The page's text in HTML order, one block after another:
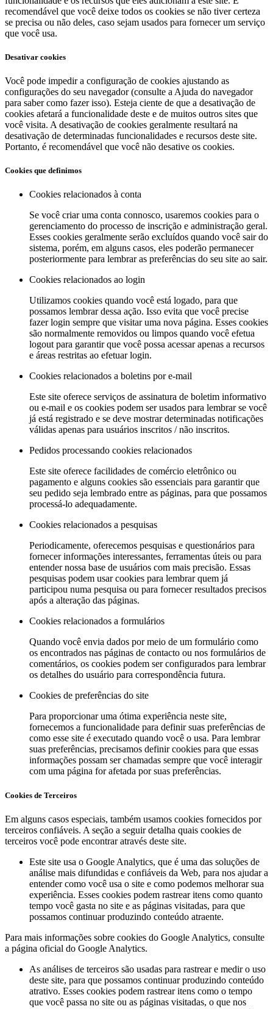
recomendável que você deixe todos os cookies se não tiver certeza
se precisa ou não deles, caso sejam usados ​​para fornecer um serviço
que você usa.
Desativar cookies
Você pode impedir a configuração de cookies ajustando as
configurações do seu navegador (consulte a Ajuda do navegador
para saber como fazer isso). Esteja ciente de que a desativação de
cookies afetará a funcionalidade deste e de muitos outros sites que
você visita. A desativação de cookies geralmente resultará na
desativação de determinadas funcionalidades e recursos deste site.
Portanto, é recomendável que você não desative os cookies.
Cookies que definimos
Cookies relacionados à conta
Se você criar uma conta connosco, usaremos cookies para o
gerenciamento do processo de inscrição e administração geral.
Esses cookies geralmente serão excluídos quando você sair do
sistema, porém, em alguns casos, eles poderão permanecer
posteriormente para lembrar as preferências do seu site ao sair.
Cookies relacionados ao login
Utilizamos cookies quando você está logado, para que
possamos lembrar dessa ação. Isso evita que você precise
fazer login sempre que visitar uma nova página. Esses cookies
são normalmente removidos ou limpos quando você efetua
logout para garantir que você possa acessar apenas a recursos
e áreas restritas ao efetuar login.
Cookies relacionados a boletins por e-mail
Este site oferece serviços de assinatura de boletim informativo
ou e-mail e os cookies podem ser usados ​​para lembrar se você
já está registrado e se deve mostrar determinadas notificações
válidas apenas para usuários inscritos / não inscritos.
Pedidos processando cookies relacionados
Este site oferece facilidades de comércio eletrônico ou
pagamento e alguns cookies são essenciais para garantir que
seu pedido seja lembrado entre as páginas, para que possamos
processá-lo adequadamente.
Cookies relacionados a pesquisas
Periodicamente, oferecemos pesquisas e questionários para
fornecer informações interessantes, ferramentas úteis ou para
entender nossa base de usuários com mais precisão. Essas
pesquisas podem usar cookies para lembrar quem já
participou numa pesquisa ou para fornecer resultados precisos
após a alteração das páginas.
Cookies relacionados a formulários
Quando você envia dados por meio de um formulário como
os encontrados nas páginas de contacto ou nos formulários de
comentários, os cookies podem ser configurados para lembrar
os detalhes do usuário para correspondência futura.
Cookies de preferências do site
Para proporcionar uma ótima experiência neste site,
fornecemos a funcionalidade para definir suas preferências de
como esse site é executado quando você o usa. Para lembrar
suas preferências, precisamos definir cookies para que essas
informações possam ser chamadas sempre que você interagir
com uma página for afetada por suas preferências.
Cookies de Terceiros
Em alguns casos especiais, também usamos cookies fornecidos por
terceiros confiáveis. A seção a seguir detalha quais cookies de
terceiros você pode encontrar através deste site.
Este site usa o Google Analytics, que é uma das soluções de
análise mais difundidas e confiáveis ​​da Web, para nos ajudar a
entender como você usa o site e como podemos melhorar sua
experiência. Esses cookies podem rastrear itens como quanto
tempo você gasta no site e as páginas visitadas, para que
possamos continuar produzindo conteúdo atraente.
Para mais informações sobre cookies do Google Analytics, consulte
a página oficial do Google Analytics.
As análises de terceiros são usadas para rastrear e medir o uso
deste site, para que possamos continuar produzindo conteúdo
atrativo. Esses cookies podem rastrear itens como o tempo
que você passa no site ou as páginas visitadas, o que nos